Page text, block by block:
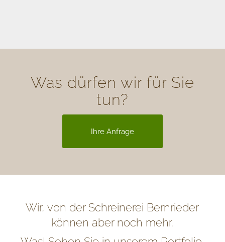
Was dürfen wir für Sie
tun?
Ihre Anfrage
Wir, von der Schreinerei Bernrieder
können aber noch mehr.